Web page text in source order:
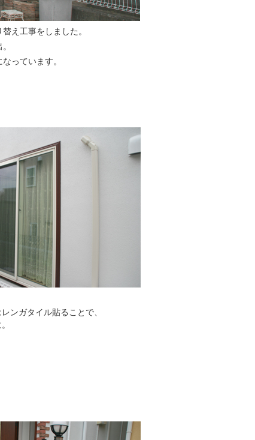
え工事をしました。
っています。
ンガタイル貼ることで、